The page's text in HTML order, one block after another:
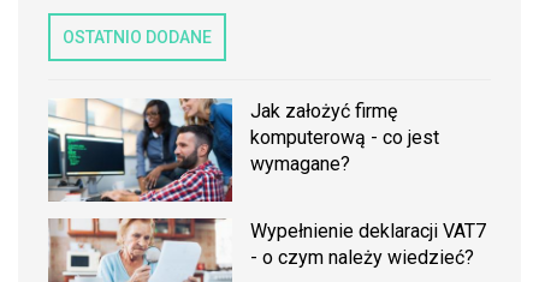
OSTATNIO DODANE
Jak założyć firmę
komputerową - co jest
wymagane?
Wypełnienie deklaracji VAT7
- o czym należy wiedzieć?